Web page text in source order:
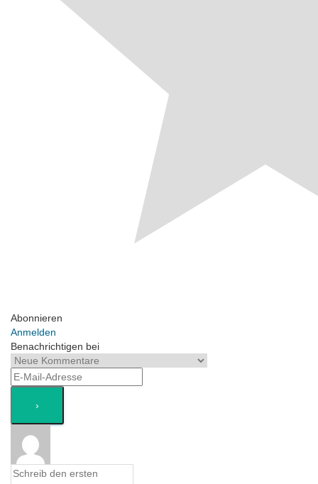
Abonnieren
Anmelden
Benachrichtigen bei